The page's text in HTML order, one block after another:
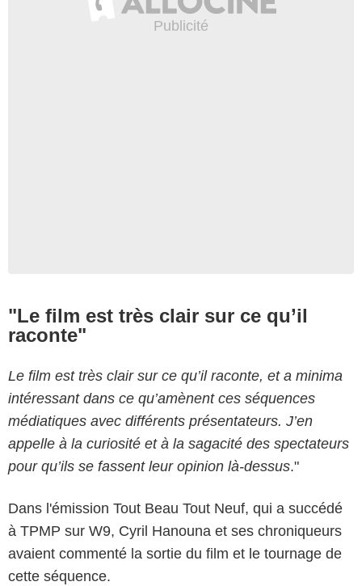
"Le film est très clair sur ce qu’il
raconte"
Le film est très clair sur ce qu’il raconte, et a minima
intéressant dans ce qu’amènent ces séquences
médiatiques avec différents présentateurs. J’en
appelle à la curiosité et à la sagacité des spectateurs
pour qu’ils se fassent leur opinion là-dessus."
Dans l'émission Tout Beau Tout Neuf, qui a succédé
à TPMP sur W9, Cyril Hanouna et ses chroniqueurs
avaient commenté la sortie du film et le tournage de
cette séquence.